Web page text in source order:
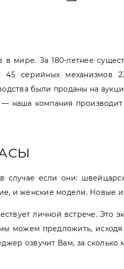
мире. За 180-летнее
45 серийных механизмов
были проданы на
наша компания
если они:
и женские модели. Новые
личной встрече. Это
можем предложить,
озвучит Вам, за сколько